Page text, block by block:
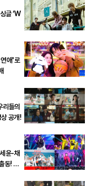
글 ‘W
애'로
리들의
공개!
윤-채
동! 댄